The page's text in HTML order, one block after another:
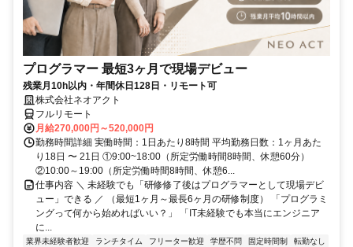
プログラマー 最短3ヶ月で現場デビュー
残業月10h以内・年間休日128日・リモート可
株式会社ネオアクト
フルリモート
月給270,000円～520,000円
勤務時間詳細 実働時間：1日あたり8時間 平均勤務日数：1ヶ月あた
り18日 〜 21日 ①9:00~18:00（所定労働時間8時間、休憩60分）
②10:00～19:00（所定労働時間8時間、休憩6...
仕事内容 ＼ 未経験でも「研修修了後はプログラマーとして現場デビ
ュー」できる ／ （最短1ヶ月～最長6ヶ月の研修制度） 「プログラミ
ングって何から始めればいい？」 「IT未経験でも本当にエンジニア
に...
業界未経験者歓迎 ランチタイム フリーター歓迎 学歴不問 固定時間制
転勤なし